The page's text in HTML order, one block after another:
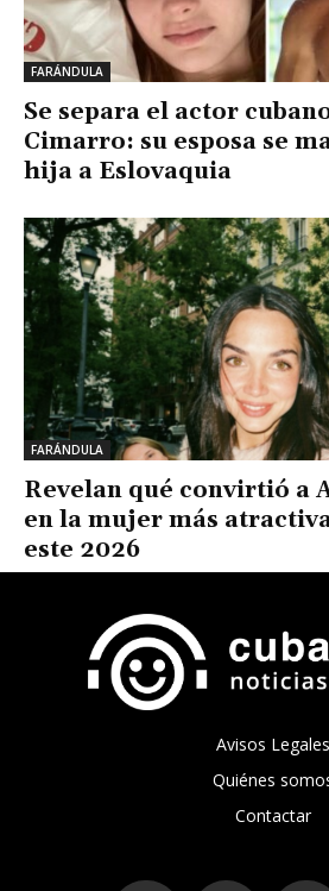
FARÁNDULA
Se separa el actor
Cimarro: su esposa se
hija a Eslovaquia
FARÁNDULA
Revelan qué convirtió a
en la mujer más
este 2026
Avisos Legales
Quiénes
Contactar